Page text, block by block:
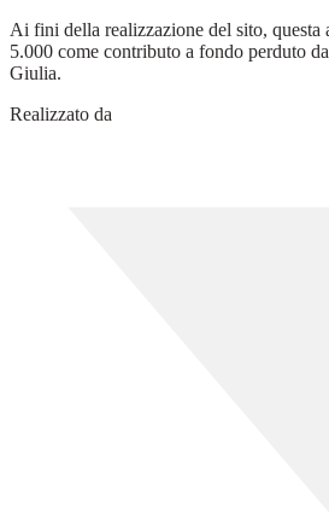
Ai fini della realizzazione del sito, questa
5.000 come contributo a fondo perduto
Giulia.
Realizzato da